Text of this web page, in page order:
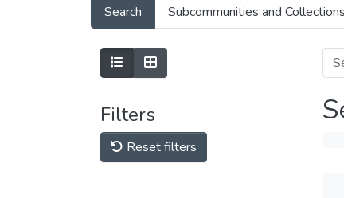
Search Subcommunities and Collections
Filters
Reset filters